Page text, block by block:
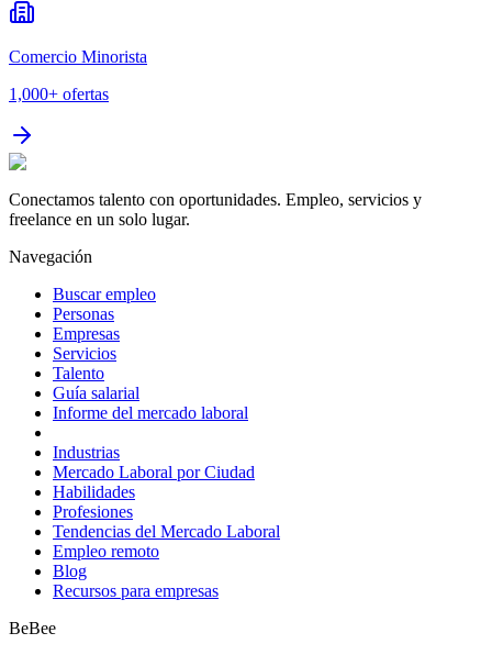
Comercio Minorista
1,000+ ofertas
Conectamos talento con oportunidades. Empleo, servicios y
freelance en un solo lugar.
Navegación
Buscar empleo
Personas
Empresas
Servicios
Talento
Guía salarial
Informe del mercado laboral
Industrias
Mercado Laboral por Ciudad
Habilidades
Profesiones
Tendencias del Mercado Laboral
Empleo remoto
Blog
Recursos para empresas
BeBee